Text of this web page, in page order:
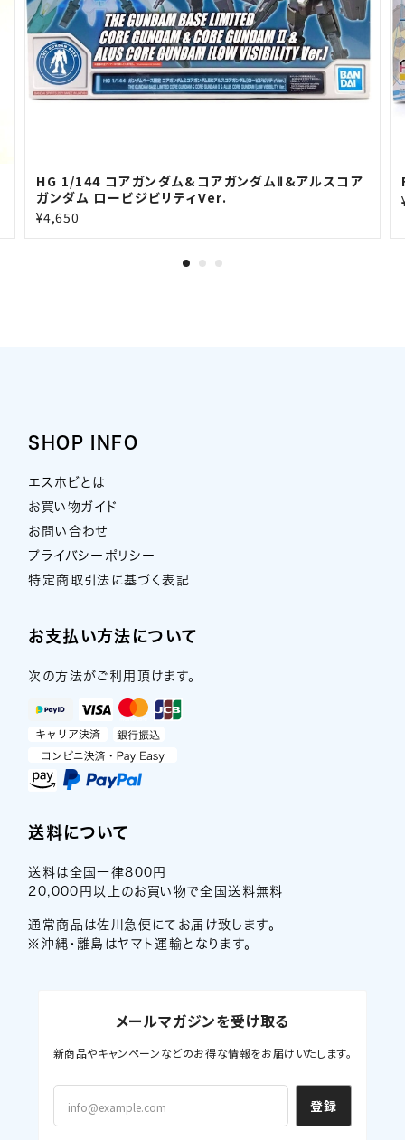
HG 1/144 コアガンダム&コアガンダムⅡ&アルスコア
ガンダム ロービジビリティVer.
¥4,650
SHOP INFO
エスホビとは
お買い物ガイド
お問い合わせ
プライバシーポリシー
特定商取引法に基づく表記
お支払い方法について
次の方法がご利用頂けます。
送料について
送料は全国一律800円
20,000円以上のお買い物で全国送料無料
通常商品は佐川急便にてお届け致します。
※沖縄・離島はヤマト運輸となります。
メールマガジンを受け取る
新商品やキャンペーンなどのお得な情報をお届けいたします。
登録